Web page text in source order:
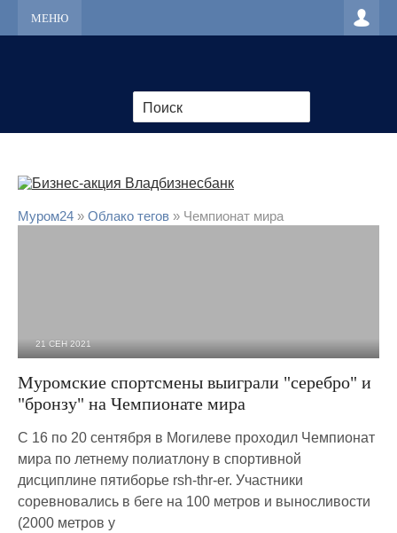
МЕНЮ
Муром24 » Облако тегов » Чемпионат мира
21 СЕН 2021
Муромские спортсмены выиграли "серебро" и
"бронзу" на Чемпионате мира
С 16 по 20 сентября в Могилеве проходил Чемпионат
мира по летнему полиатлону в спортивной
дисциплине пятиборье rsh-thr-er. Участники
соревновались в беге на 100 метров и выносливости
(2000 метров у